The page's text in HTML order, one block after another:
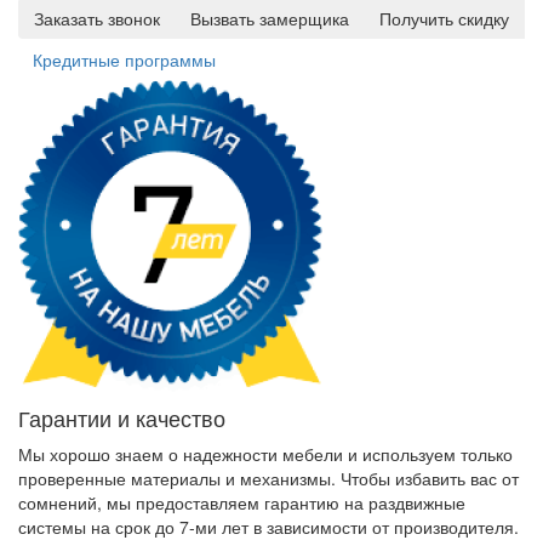
Заказать звонок
Вызвать замерщика
Получить скидку
Кредитные программы
Гарантии и качество
Мы хорошо знаем о надежности мебели и используем только
проверенные материалы и механизмы. Чтобы избавить вас от
сомнений, мы предоставляем гарантию на раздвижные
системы на срок до 7-ми лет в зависимости от производителя.